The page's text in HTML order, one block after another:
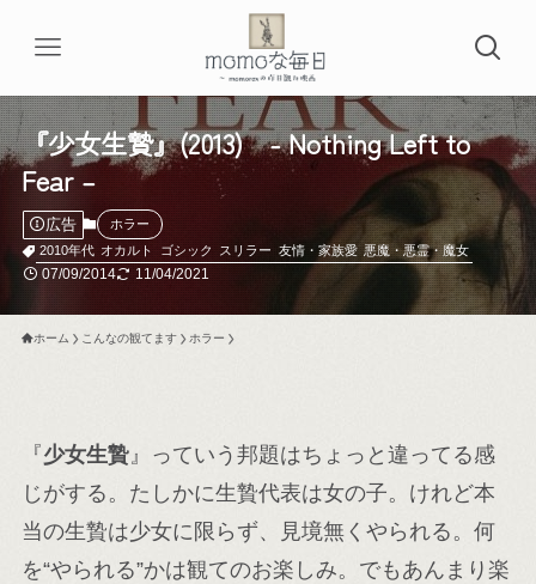
『少女生贄』(2013) - Nothing Left to
Fear –
広告
ホラー
2010年代 オカルト ゴシック スリラー 友情・家族愛 悪魔・悪霊・魔女
07/09/2014 11/04/2021
ホーム こんなの観てます ホラー
『少女生贄』っていう邦題はちょっと違ってる感
じがする。たしかに生贄代表は女の子。けれど本
当の生贄は少女に限らず、見境無くやられる。何
を“やられる”かは観てのお楽しみ。でもあんまり楽